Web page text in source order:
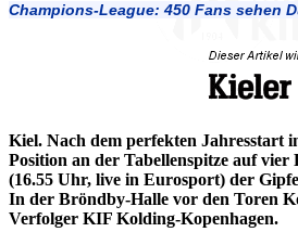
Champions-League: 450 Fans sehen
Kiel. Nach dem perfekten Jahresstart
Position an der Tabellenspitze auf
(16.55 Uhr, live in Eurosport) der
In der Bröndby-Halle vor den Toren
Verfolger KIF Kolding-Kopenhagen.